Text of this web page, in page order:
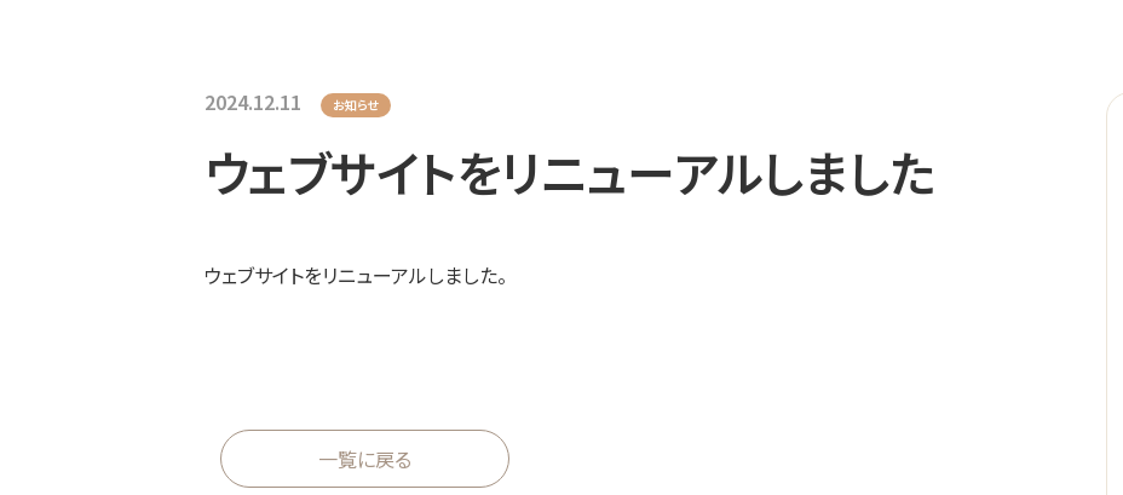
2024.12.11 お知らせ
ウェブサイトをリニューアルしました
ウェブサイトをリニューアルしました。
一覧に戻る